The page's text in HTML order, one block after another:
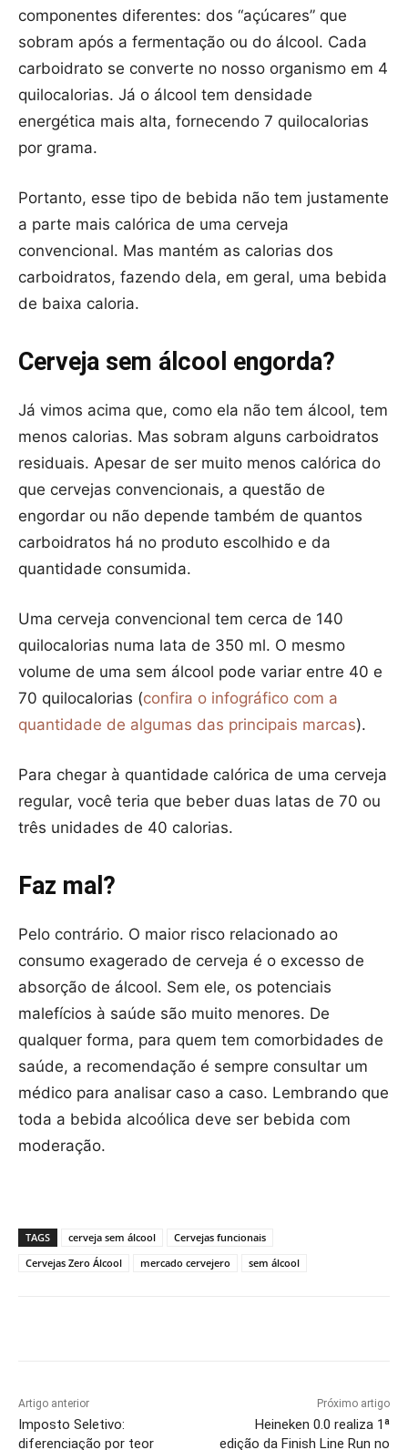
componentes diferentes: dos “açúcares” que
sobram após a fermentação ou do álcool. Cada
carboidrato se converte no nosso organismo em 4
quilocalorias. Já o álcool tem densidade
energética mais alta, fornecendo 7 quilocalorias
por grama.
Portanto, esse tipo de bebida não tem justamente
a parte mais calórica de uma cerveja
convencional. Mas mantém as calorias dos
carboidratos, fazendo dela, em geral, uma bebida
de baixa caloria.
Cerveja sem álcool engorda?
Já vimos acima que, como ela não tem álcool, tem
menos calorias. Mas sobram alguns carboidratos
residuais. Apesar de ser muito menos calórica do
que cervejas convencionais, a questão de
engordar ou não depende também de quantos
carboidratos há no produto escolhido e da
quantidade consumida.
Uma cerveja convencional tem cerca de 140
quilocalorias numa lata de 350 ml. O mesmo
volume de uma sem álcool pode variar entre 40 e
70 quilocalorias (confira o infográfico com a
quantidade de algumas das principais marcas).
Para chegar à quantidade calórica de uma cerveja
regular, você teria que beber duas latas de 70 ou
três unidades de 40 calorias.
Faz mal?
Pelo contrário. O maior risco relacionado ao
consumo exagerado de cerveja é o excesso de
absorção de álcool. Sem ele, os potenciais
malefícios à saúde são muito menores. De
qualquer forma, para quem tem comorbidades de
saúde, a recomendação é sempre consultar um
médico para analisar caso a caso. Lembrando que
toda a bebida alcoólica deve ser bebida com
moderação.
TAGS cerveja sem álcool
Cervejas funcionais
Cervejas Zero Álcool
mercado cervejero sem álcool
Artigo anterior
Imposto Seletivo:
diferenciação por teor
Próximo artigo
Heineken 0.0 realiza 1ª
edição da Finish Line Run no